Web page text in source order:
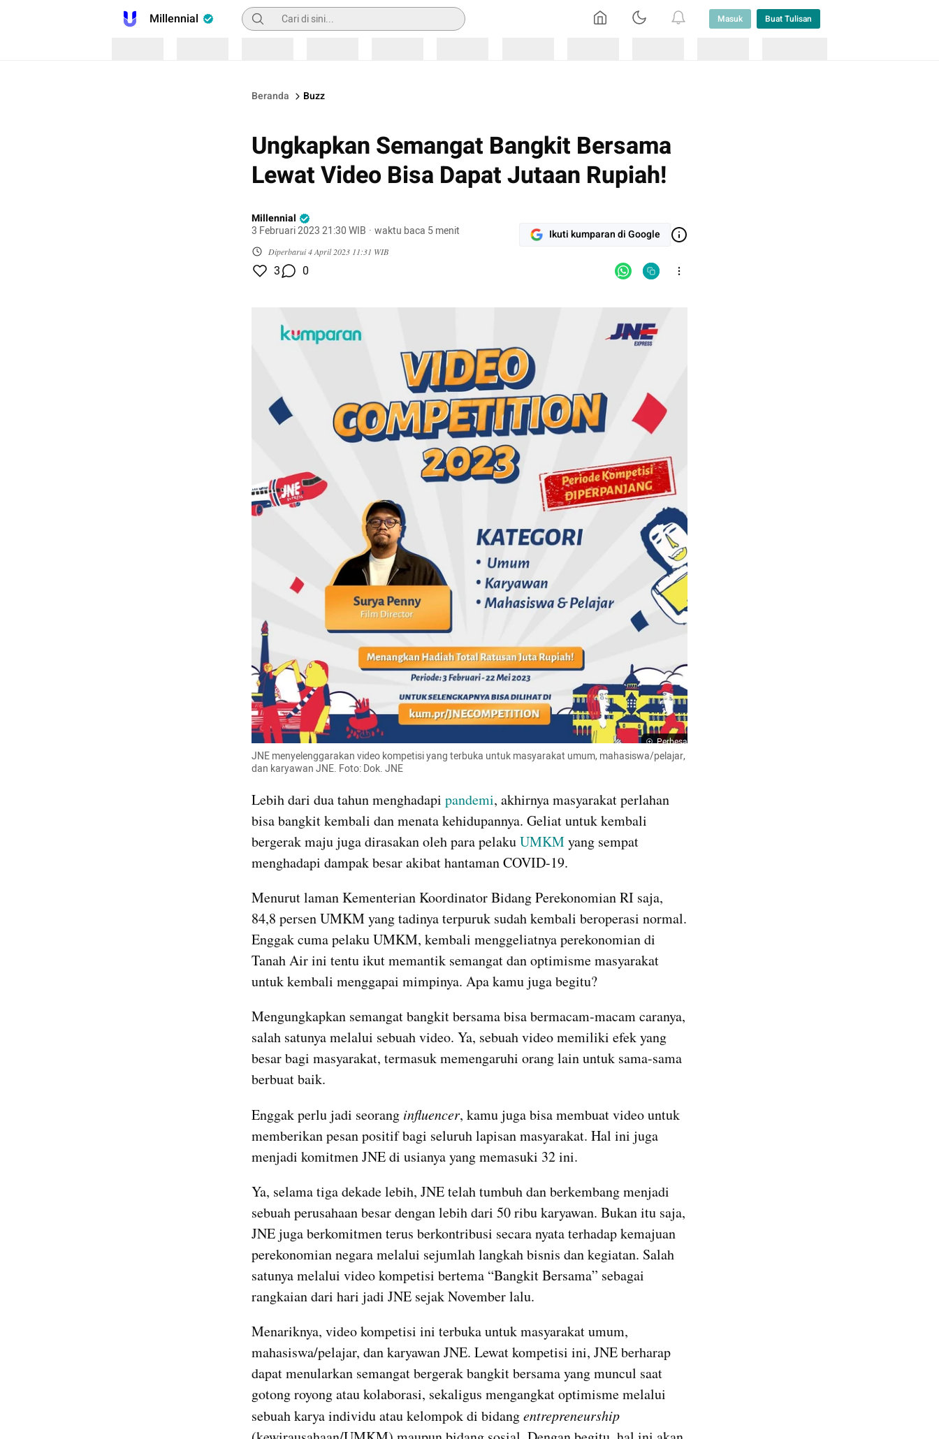
Millennial Pencarian Masuk Buat Tulisan
Beranda Buzz
Ungkapkan Semangat Bangkit Bersama
Lewat Video Bisa Dapat Jutaan Rupiah!
Millennial
3 Februari 2023 21:30 WIB · waktu baca 5 menit
Diperbarui4 April 2023 11:31 WIB
Ikuti kumparan di Google
3 0
Perbesar
JNE menyelenggarakan video kompetisi yang terbuka untuk masyarakat umum, mahasiswa/pelajar,
dan karyawan JNE. Foto: Dok. JNE
Lebih dari dua tahun menghadapi pandemi, akhirnya masyarakat perlahan
bisa bangkit kembali dan menata kehidupannya. Geliat untuk kembali
bergerak maju juga dirasakan oleh para pelaku UMKM yang sempat
menghadapi dampak besar akibat hantaman COVID-19.
Menurut laman Kementerian Koordinator Bidang Perekonomian RI saja,
84,8 persen UMKM yang tadinya terpuruk sudah kembali beroperasi normal.
Enggak cuma pelaku UMKM, kembali menggeliatnya perekonomian di
Tanah Air ini tentu ikut memantik semangat dan optimisme masyarakat
untuk kembali menggapai mimpinya. Apa kamu juga begitu?
Mengungkapkan semangat bangkit bersama bisa bermacam-macam caranya,
salah satunya melalui sebuah video. Ya, sebuah video memiliki efek yang
besar bagi masyarakat, termasuk memengaruhi orang lain untuk sama-sama
berbuat baik.
Enggak perlu jadi seorang influencer, kamu juga bisa membuat video untuk
memberikan pesan positif bagi seluruh lapisan masyarakat. Hal ini juga
menjadi komitmen JNE di usianya yang memasuki 32 ini.
Ya, selama tiga dekade lebih, JNE telah tumbuh dan berkembang menjadi
sebuah perusahaan besar dengan lebih dari 50 ribu karyawan. Bukan itu saja,
JNE juga berkomitmen terus berkontribusi secara nyata terhadap kemajuan
perekonomian negara melalui sejumlah langkah bisnis dan kegiatan. Salah
satunya melalui video kompetisi bertema “Bangkit Bersama” sebagai
rangkaian dari hari jadi JNE sejak November lalu.
Menariknya, video kompetisi ini terbuka untuk masyarakat umum,
mahasiswa/pelajar, dan karyawan JNE. Lewat kompetisi ini, JNE berharap
dapat menularkan semangat bergerak bangkit bersama yang muncul saat
gotong royong atau kolaborasi, sekaligus mengangkat optimisme melalui
sebuah karya individu atau kelompok di bidang entrepreneurship